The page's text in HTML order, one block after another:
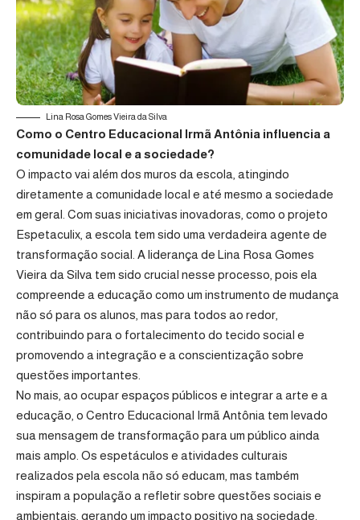
Lina Rosa Gomes Vieira da Silva
Como o Centro Educacional Irmã Antônia influencia a
comunidade local e a sociedade?
O impacto vai além dos muros da escola, atingindo
diretamente a comunidade local e até mesmo a sociedade
em geral. Com suas iniciativas inovadoras, como o projeto
Espetaculix, a escola tem sido uma verdadeira agente de
transformação social. A liderança de Lina Rosa Gomes
Vieira da Silva tem sido crucial nesse processo, pois ela
compreende a educação como um instrumento de mudança
não só para os alunos, mas para todos ao redor,
contribuindo para o fortalecimento do tecido social e
promovendo a integração e a conscientização sobre
questões importantes.
No mais, ao ocupar espaços públicos e integrar a arte e a
educação, o Centro Educacional Irmã Antônia tem levado
sua mensagem de transformação para um público ainda
mais amplo. Os espetáculos e atividades culturais
realizados pela escola não só educam, mas também
inspiram a população a refletir sobre questões sociais e
ambientais, gerando um impacto positivo na sociedade.